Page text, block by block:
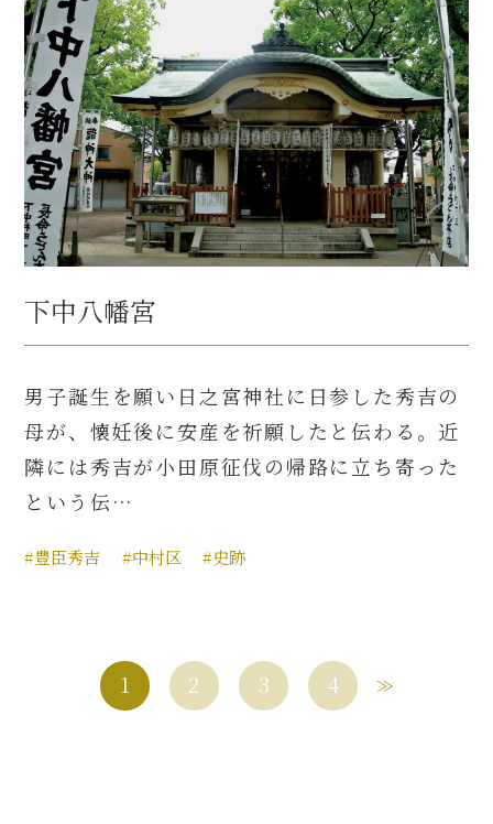
下中八幡宮
男子誕生を願い日之宮神社に日参した秀吉の
母が、懐妊後に安産を祈願したと伝わる。近
隣には秀吉が小田原征伐の帰路に立ち寄った
という伝…
#豊臣秀吉 #中村区 #史跡
1 2 3 4